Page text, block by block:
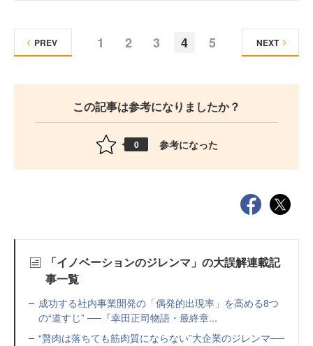
1 2 3 4 5
PREV NEXT
この記事は参考になりましたか？
0 参考になった
「イノベーションのジレンマ」の大誤解連載記
事一覧
成功する社内事業開発の「偶発的出現率」を高める8つ
の“道すじ” ──『幸田正司物語・最終章...
“贅肉は落ちても筋肉質にならない”大企業のジレンマ──